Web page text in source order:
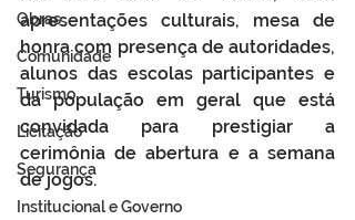
Obras
Comunidade
Turismo
Licitação
Segurança
Institucional e Governo
apresentações culturais, mesa de
honra com presença de autoridades,
alunos das escolas participantes e
da população em geral que está
convidada para prestigiar a
cerimônia de abertura e a semana
de jogos.